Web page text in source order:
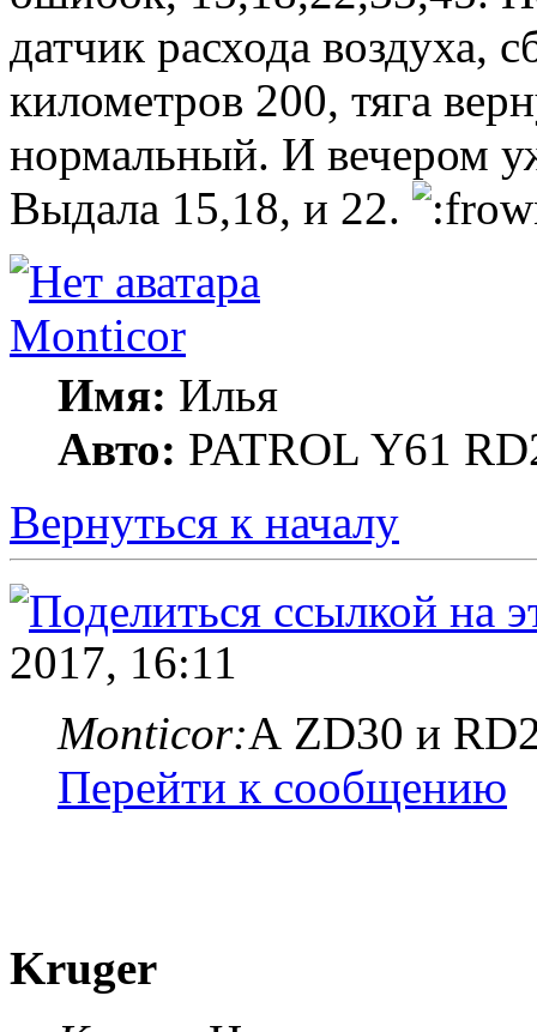
датчик расхода воздуха,
километров 200, тяга
нормальный. И вечером
Выдала 15,18, и 22.
Monticor
Имя: Илья
Авто: PATROL Y61
Вернуться к началу
2017, 16:11
Monticor:А ZD30 и
Перейти к сообщению
Kruger